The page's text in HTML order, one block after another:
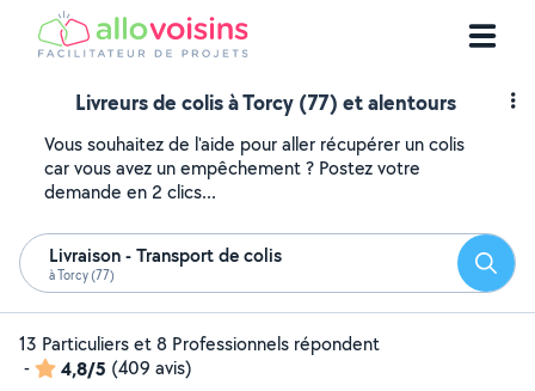
Livreurs de colis à Torcy (77) et alentours
Vous souhaitez de l'aide pour aller récupérer un colis
car vous avez un empêchement ? Postez votre
demande en 2 clics...
Livraison - Transport de colis
à Torcy (77)
13 Particuliers et 8 Professionnels répondent
-
4,8/5 (409 avis)